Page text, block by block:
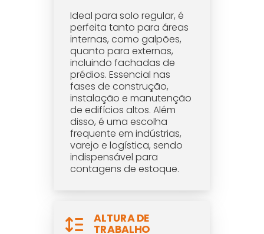
Ideal para solo regular, é
perfeita tanto para áreas
internas, como galpões,
quanto para externas,
incluindo fachadas de
prédios. Essencial nas
fases de construção,
instalação e manutenção
de edifícios altos. Além
disso, é uma escolha
frequente em indústrias,
varejo e logística, sendo
indispensável para
contagens de estoque.
ALTURA DE
TRABALHO